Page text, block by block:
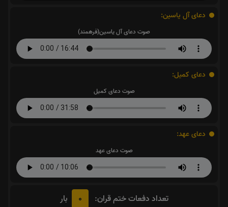
دعای آل یاسین:
صوت دعای آل یاسین(فرهمند)
دعای کمیل:
صوت دعای کمیل
دعای عهد:
صوت دعای عهد
تعداد دفعات ختم قران: 0
بار